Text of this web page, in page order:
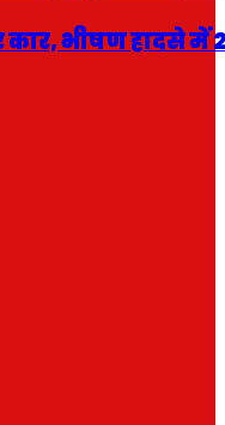
कार, भीषण हादसे में